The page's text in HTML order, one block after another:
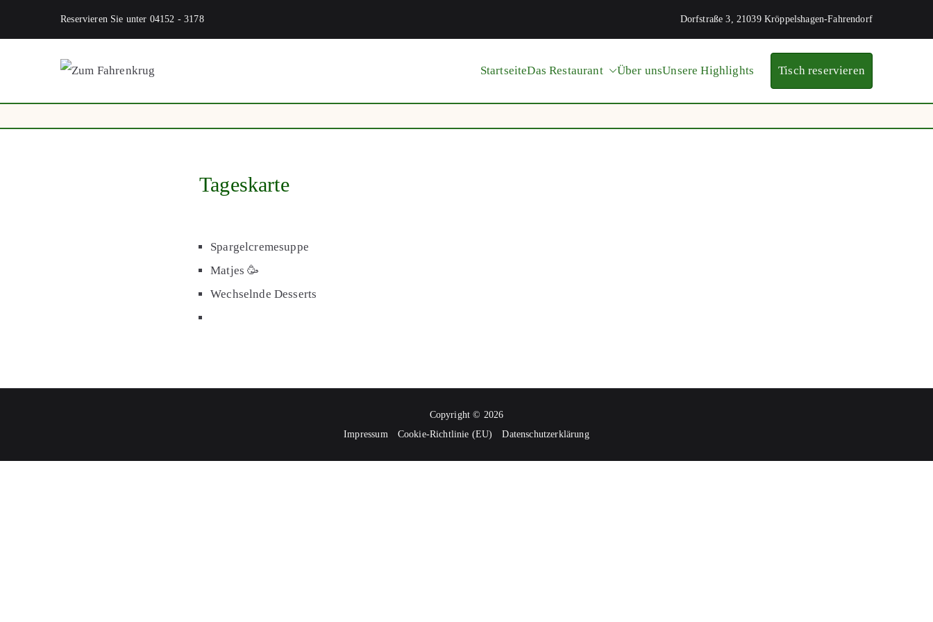
Reservieren Sie unter 04152 - 3178 Dorfstraße 3, 21039 Kröppelshagen-Fahrendorf
StartseiteDas Restaurant Über unsUnsere Highlights Tisch reservieren
Tageskarte
Spargelcremesuppe
Matjes 🥳
Wechselnde Desserts
Copyright © 2026
Impressum
Cookie-Richtlinie (EU) Datenschutzerklärung